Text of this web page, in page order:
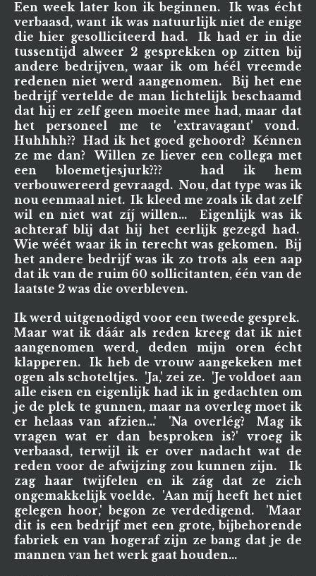
Een week later kon ik beginnen. Ik was écht
verbaasd, want ik was natuurlijk niet de enige
die hier gesolliciteerd had. Ik had er in die
tussentijd alweer 2 gesprekken op zitten bij
andere bedrijven, waar ik om héél vreemde
redenen niet werd aangenomen. Bij het ene
bedrijf vertelde de man lichtelijk beschaamd
dat hij er zelf geen moeite mee had, maar dat
het personeel me te 'extravagant' vond.
Huhhhh?? Had ik het goed gehoord? Kénnen
ze me dan? Willen ze liever een collega met
een bloemetjesjurk??? had ik hem
verbouwereerd gevraagd. Nou, dat type was ik
nou eenmaal niet. Ik kleed me zoals ik dat zelf
wil en niet wat zíj willen... Eigenlijk was ik
achteraf blij dat hij het eerlijk gezegd had.
Wie wéét waar ik in terecht was gekomen. Bij
het andere bedrijf was ik zo trots als een aap
dat ik van de ruim 60 sollicitanten, één van de
laatste 2 was die overbleven.
Ik werd uitgenodigd voor een tweede gesprek.
Maar wat ik dáár als reden kreeg dat ik niet
aangenomen werd, deden mijn oren écht
klapperen. Ik heb de vrouw aangekeken met
ogen als schoteltjes. 'Ja,' zei ze. 'Je voldoet aan
alle eisen en eigenlijk had ik in gedachten om
je de plek te gunnen, maar na overleg moet ik
er helaas van afzien...' 'Na overlég? Mag ik
vragen wat er dan besproken is?' vroeg ik
verbaasd, terwijl ik er over nadacht wat de
reden voor de afwijzing zou kunnen zijn. Ik
zag haar twijfelen en ik zág dat ze zich
ongemakkelijk voelde. 'Aan míj heeft het niet
gelegen hoor,' begon ze verdedigend. 'Maar
dit is een bedrijf met een grote, bijbehorende
fabriek en van hogeraf zijn ze bang dat je de
mannen van het werk gaat houden...